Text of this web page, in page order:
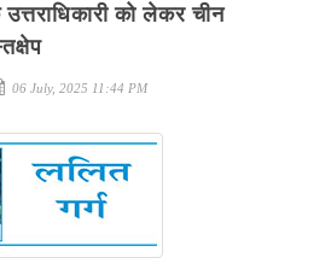
को लेकर चीन
06 July, 2025 11:44 PM